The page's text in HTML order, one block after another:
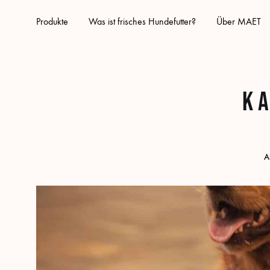
Produkte Was ist frisches Hundefutter?
Über MAET